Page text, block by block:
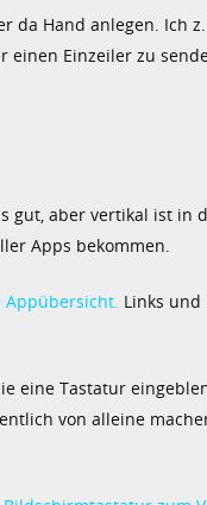
da Hand anlegen. Ich
einen Einzeiler zu
aber vertikal ist in
Apps bekommen.
Appübersicht. Links
eine Tastatur
von alleine